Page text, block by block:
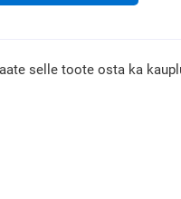
selle toote osta ka